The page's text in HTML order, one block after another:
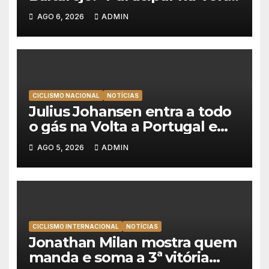
a Portugal é o sonho de
qualquer ciclista”
AGO 6, 2026 ADMIN
CICLISMO NACIONAL NOTÍCIAS
Julius Johansen entra a todo
o gás na Volta a Portugal e
lidera dobradinha da UAE
Team Emirates em Lisboa
AGO 5, 2026 ADMIN
CICLISMO INTERNACIONAL NOTÍCIAS
Jonathan Milan mostra quem
manda e soma a 3ª vitória